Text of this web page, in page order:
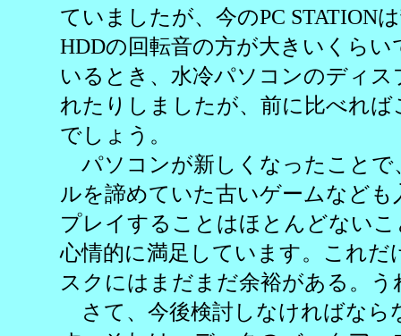
ていましたが、今のPC STATION
HDDの回転音の方が大きいくら
いるとき、水冷パソコンのディ
れたりしましたが、前に比べれ
でしょう。
パソコンが新しくなったことで
ルを諦めていた古いゲームなど
プレイすることはほとんどない
心情的に満足しています。これだ
スクにはまだまだ余裕がある。
さて、今後検討しなければなら